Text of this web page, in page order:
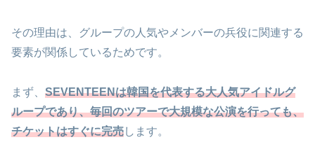
その理由は、グループの人気やメンバーの兵役に関連する
要素が関係しているためです。
まず、 SEVENTEENは韓国を代表する大人気アイドルグ
ループであり、毎回のツアーで大規模な公演を行っても、
チケットはすぐに完売します。